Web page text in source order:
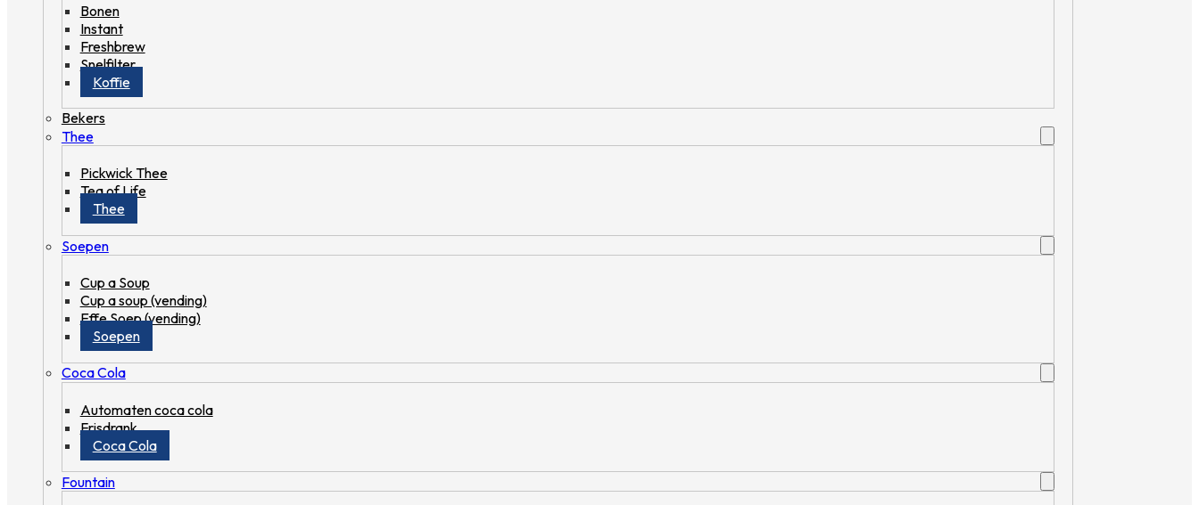
Bonen
Instant
Freshbrew
Snelfilter
Koffie
Bekers
Thee
Pickwick Thee
Tea of Life
Thee
Soepen
Cup a Soup
Cup a soup (vending)
Effe Soep (vending)
Soepen
Coca Cola
Automaten coca cola
Frisdrank
Coca Cola
Fountain